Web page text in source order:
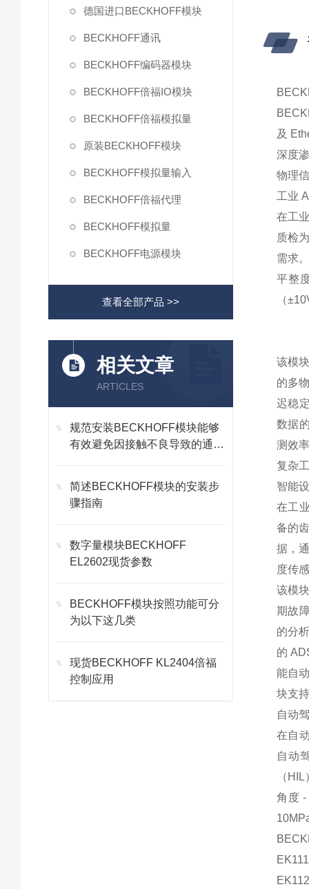
德国进口BECKHOFF模块
BECKHOFF通讯
BECKHOFF编码器模块
BECKHOFF倍福IO模块
BECKHOFF倍福模拟量
原装BECKHOFF模块
BECKHOFF模拟量输入
BECKHOFF倍福代理
BECKHOFF模拟量
BECKHOFF电源模块
查看全部产品 >>
相关文章
ARTICLES
规范安装BECKHOFF模块能够
有效避免因接触不良导致的通讯
简述BECKHOFF模块的安装步
骤指南
数字量模块BECKHOFF
EL2602现货参数
BECKHOFF模块按照功能可分
为以下这几类
现货BECKHOFF KL2404倍福
控制应用
及
深度
物理
工业
在工
质检
需求
平整
（
该模
的多
迟稳
数据
测效
复杂
智能
在工
备的
据，
度传
该模
期故
的分
的
能自
块支
自动
在自
自动
（
角度 -